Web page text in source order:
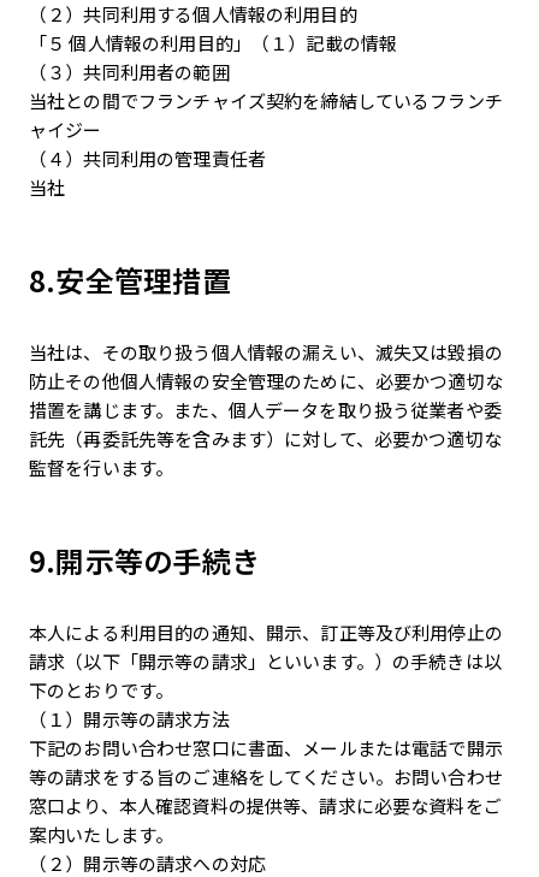
（２）共同利用する個人情報の利用目的
「５ 個人情報の利用目的」（１）記載の情報
（３）共同利用者の範囲
当社との間でフランチャイズ契約を締結しているフランチ
ャイジー
（４）共同利用の管理責任者
当社
8.安全管理措置
当社は、その取り扱う個人情報の漏えい、滅失又は毀損の
防止その他個人情報の安全管理のために、必要かつ適切な
措置を講じます。また、個人データを取り扱う従業者や委
託先（再委託先等を含みます）に対して、必要かつ適切な
監督を行います。
9.開示等の手続き
本人による利用目的の通知、開示、訂正等及び利用停止の
請求（以下「開示等の請求」といいます。）の手続きは以
下のとおりです。
（１）開示等の請求方法
下記のお問い合わせ窓口に書面、メールまたは電話で開示
等の請求をする旨のご連絡をしてください。お問い合わせ
窓口より、本人確認資料の提供等、請求に必要な資料をご
案内いたします。
（２）開示等の請求への対応